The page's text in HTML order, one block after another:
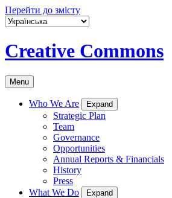
Перейти до змісту
Creative Commons
Menu
Who We Are Expand
Strategic Plan
Team
Governance
Opportunities
Annual Reports & Financials
History
Press
What We Do
Expand